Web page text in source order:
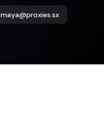
maya@proxies.sx